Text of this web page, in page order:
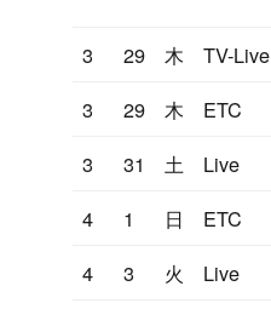
3
29 木 TV-Live
3
29 木 ETC
3
31 土 Live
4
1 日 ETC
4
3 火 Live